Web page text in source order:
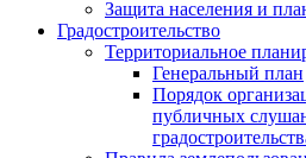
Защита населения и
Градостроительство
Территориальное
Генеральный план
Порядок
публичных